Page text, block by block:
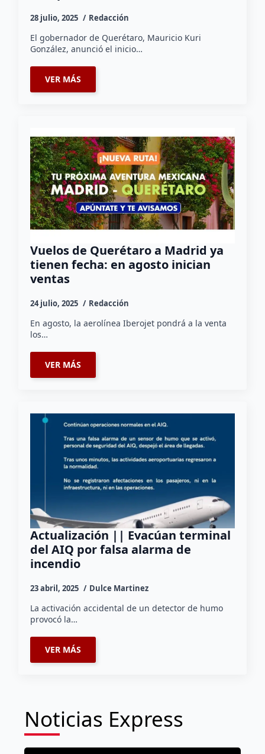
28 julio, 2025 Redacción
El gobernador de Querétaro, Mauricio Kuri
González, anunció el inicio…
VER MÁS
Vuelos de Querétaro a Madrid ya
tienen fecha: en agosto inician
ventas
24 julio, 2025 Redacción
En agosto, la aerolínea Iberojet pondrá a la venta
los…
VER MÁS
Actualización || Evacúan terminal
del AIQ por falsa alarma de
incendio
23 abril, 2025 Dulce Martinez
La activación accidental de un detector de humo
provocó la…
VER MÁS
Noticias Express